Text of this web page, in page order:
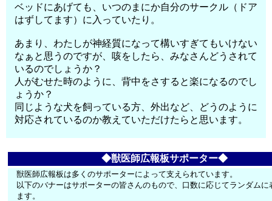
ベッドにあげても、いつのまにか自分のサークル（ドア
はずしてます）に入っていたり。
あまり、わたしが神経質になって構いすぎてもいけない
なぁと思うのですが、咳をしたら、みなさんどうされて
いるのでしょうか？
人がむせた時のように、背中をさすると楽になるのでし
ょうか？
同じような犬を飼っている方、外出など、どうのように
対応されているのか教えていただけたらと思います。
◆獣医師広報板サポーター◆
獣医師広報板は多くのサポーターによって支えられています。
以下のバナーはサポーターの皆さんのもので、口数に応じてランダムに
ます。